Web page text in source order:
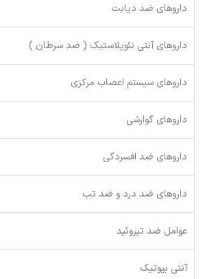
داروهای ضد دیابت
داروهای آنتی نئوپلاستیک ( ضد سرطان )
داروهای سیستم اعصاب مرکزی
داروهای گوارشی
داروهای ضد افسردگی
داروهای ضد درد و ضد تب
عوامل ضد تیروئید
آنتی بیوتیک